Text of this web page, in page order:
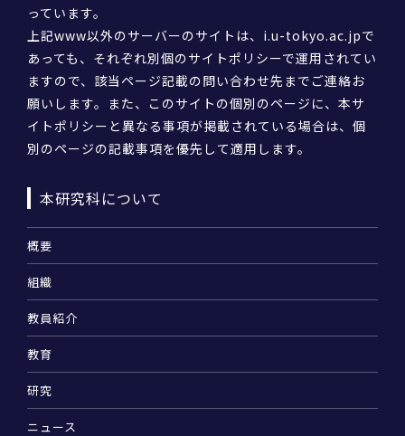
っています。
上記www以外のサーバーのサイトは、i.u-tokyo.ac.jpで
あっても、それぞれ別個のサイトポリシーで運用されてい
ますので、該当ページ記載の問い合わせ先までご連絡お
願いします。また、このサイトの個別のページに、本サ
イトポリシーと異なる事項が掲載されている場合は、個
別のページの記載事項を優先して適用します。
本研究科について
概要
組織
教員紹介
教育
研究
ニュース